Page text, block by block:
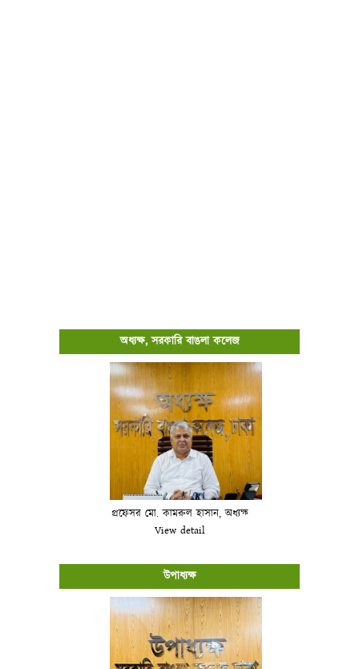
অধ্যক্ষ, সরকারি বাঙলা কলেজ
প্রফেসর মো. কামরুল হাসান, অধ্যক্ষ
View detail
উপাধ্যক্ষ